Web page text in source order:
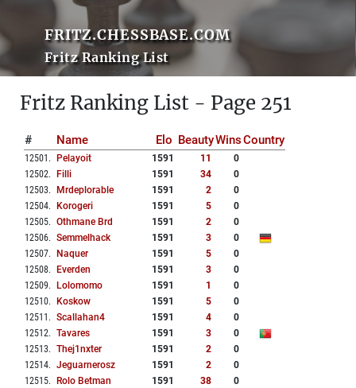
FRITZ.CHESSBASE.COM
Fritz Ranking List
Fritz Ranking List - Page 251
# Name Elo BeautyWinsCountry
12501 . Pelayoit 1591 11
0
12502. Filli 1591 34
0
12503. Mrdeplorable 1591 2
0
12504. Korogeri 1591 5
0
12505. Othmane Brd 1591 2
0
12506. Semmelhack 1591 3
0
12507. Naquer 1591 5
0
12508. Everden 1591 3
0
12509. Lolomomo 1591 1
0
12510. Koskow 1591 5
0
12511 . Scallahan4 1591 4
0
12512. Tavares 1591 3
0
12513. Thej1nxter 1591 2
0
12514. Jeguarnerosz 1591 2
0
12515. Rolo Betman 1591 38
0